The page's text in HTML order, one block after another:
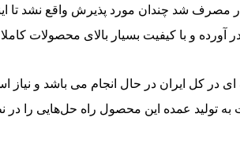
مصرف شد چندان مورد پذیرش واقع نشد تا
و با کیفیت بسیار بالای محصولات کاملا
در کل ایران در حال انجام می باشد و
تولید عمده این محصول راه‌ حل‌هایی را در